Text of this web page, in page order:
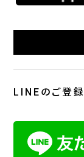
LINEのご登録